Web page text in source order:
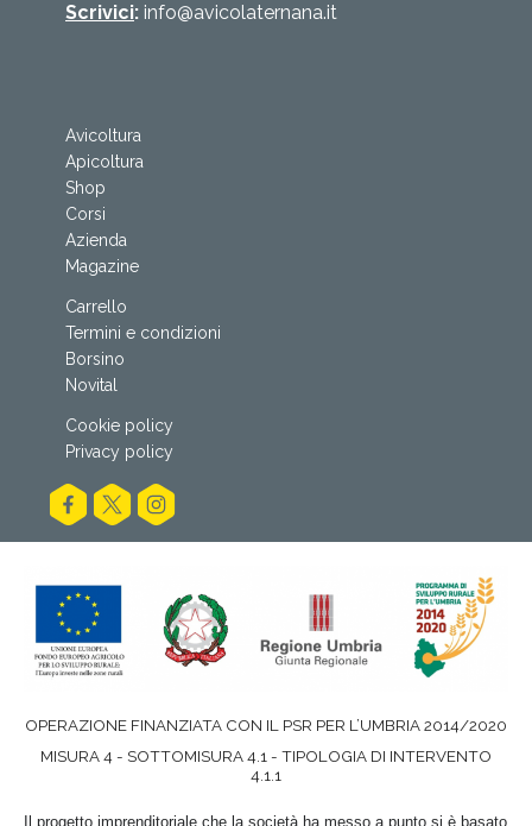
Scrivici: info@avicolaternana.it
Avicoltura
Apicoltura
Shop
Corsi
Azienda
Magazine
Carrello
Termini e condizioni
Borsino
Novital
Cookie policy
Privacy policy
OPERAZIONE FINANZIATA CON IL PSR PER L’UMBRIA 2014/2020
MISURA 4 - SOTTOMISURA 4.1 - TIPOLOGIA DI INTERVENTO
4.1.1
Il progetto imprenditoriale che la società ha messo a punto si è basato